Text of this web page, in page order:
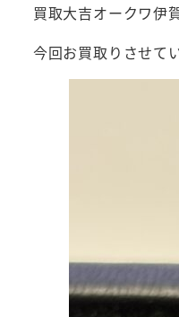
買取大吉オークワ伊
今回お買取りさせて